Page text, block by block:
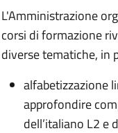
L'Amministrazione
corsi di formazione
diverse tematiche, in
alfabetizzazione
approfondire
dell’italiano L2 e